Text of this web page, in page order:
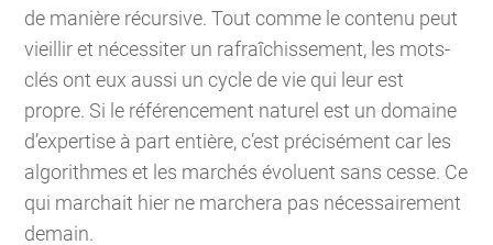
de manière récursive. Tout comme le contenu peut
vieillir et nécessiter un rafraîchissement, les mots-
clés ont eux aussi un cycle de vie qui leur est
propre. Si le référencement naturel est un domaine
d’expertise à part entière, c’est précisément car les
algorithmes et les marchés évoluent sans cesse. Ce
qui marchait hier ne marchera pas nécessairement
demain.